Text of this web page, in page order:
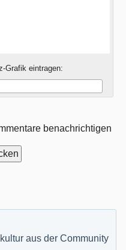
Grafik eintragen:
benachrichtigen
aus der Community